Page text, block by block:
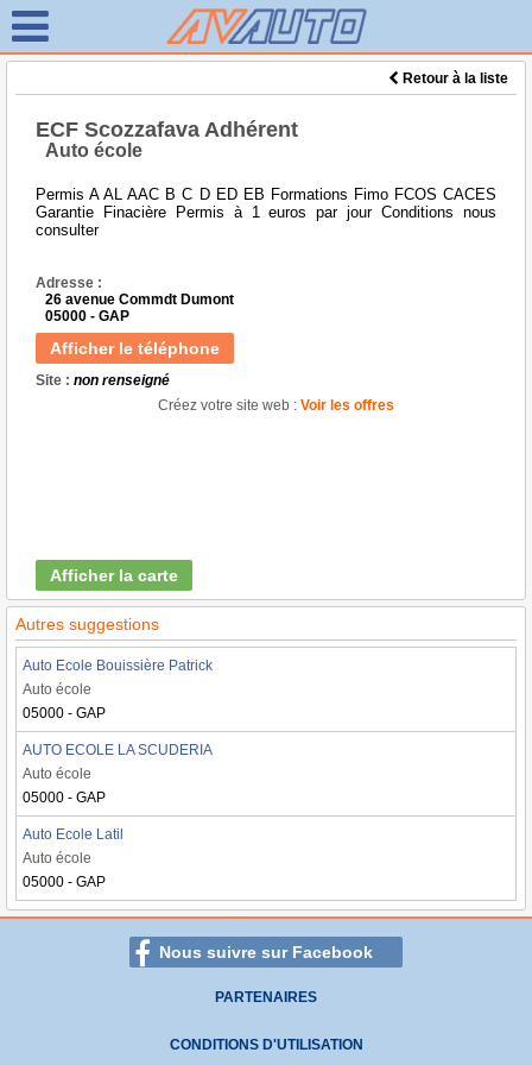
Retour à la liste
ECF Scozzafava Adhérent
Auto école
Permis A AL AAC B C D ED EB Formations Fimo FCOS CACES
Garantie Finacière Permis à 1 euros par jour Conditions nous
consulter
Adresse :
26 avenue Commdt Dumont
05000 - GAP
Afficher le téléphone
Site : non renseigné
Créez votre site web : Voir les offres
Afficher la carte
Autres suggestions
Auto Ecole Bouissière Patrick
Auto école
05000 - GAP
AUTO ECOLE LA SCUDERIA
Auto école
05000 - GAP
Auto Ecole Latil
Auto école
05000 - GAP
Nous suivre sur Facebook
PARTENAIRES
CONDITIONS D'UTILISATION